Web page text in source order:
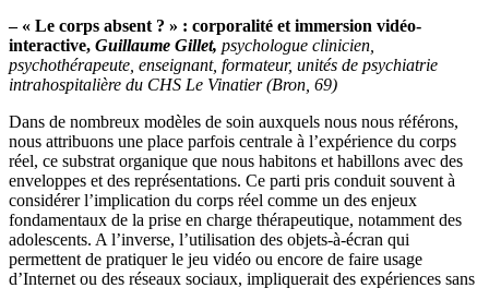
– « Le corps absent ? » : corporalité et immersion vidéo-
interactive, Guillaume Gillet, psychologue clinicien,
psychothérapeute, enseignant, formateur, unités de psychiatrie
intrahospitalière du CHS Le Vinatier (Bron, 69)
Dans de nombreux modèles de soin auxquels nous nous référons,
nous attribuons une place parfois centrale à l’expérience du corps
réel, ce substrat organique que nous habitons et habillons avec des
enveloppes et des représentations. Ce parti pris conduit souvent à
considérer l’implication du corps réel comme un des enjeux
fondamentaux de la prise en charge thérapeutique, notamment des
adolescents. A l’inverse, l’utilisation des objets-à-écran qui
permettent de pratiquer le jeu vidéo ou encore de faire usage
d’Internet ou des réseaux sociaux, impliquerait des expériences sans